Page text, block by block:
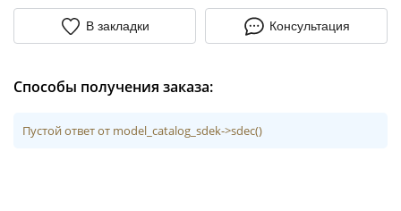
В закладки Консультация
Способы получения заказа:
Пустой ответ от model_catalog_sdek->sdec()